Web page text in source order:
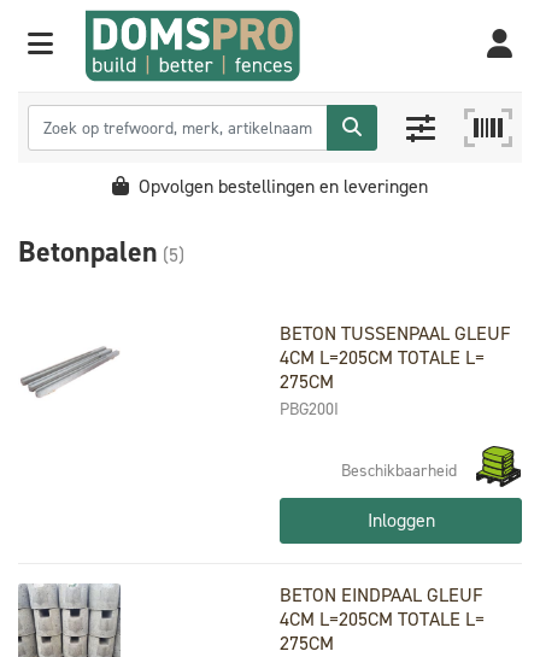
Opvolgen bestellingen en leveringen
Betonpalen (5)
BETON TUSSENPAAL GLEUF
4CM L=205CM TOTALE L=
275CM
PBG200I
Beschikbaarheid
Inloggen
BETON EINDPAAL GLEUF
4CM L=205CM TOTALE L=
275CM